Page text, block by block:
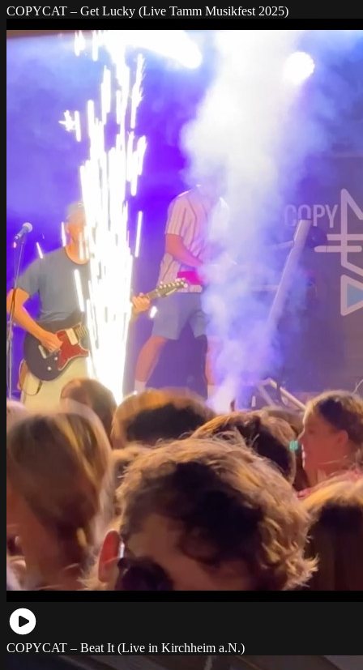
COPYCAT – Get Lucky (Live Tamm Musikfest 2025)
COPYCAT – Beat It (Live in Kirchheim a.N.)